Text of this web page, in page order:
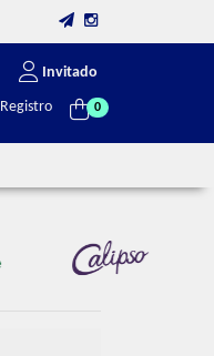
Invitado
Registro 0